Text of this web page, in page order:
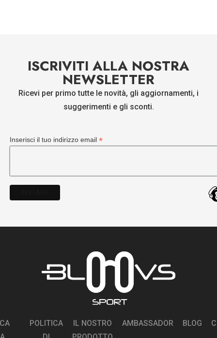
ISCRIVITI ALLA NOSTRA
NEWSLETTER
Ricevi per primo tutte le novità, gli aggiornamenti, i
suggerimenti e gli sconti.
Inserisci il tuo indirizzo email *
POLITICA
IL NOSTRO
AMBASSADOR BLOG